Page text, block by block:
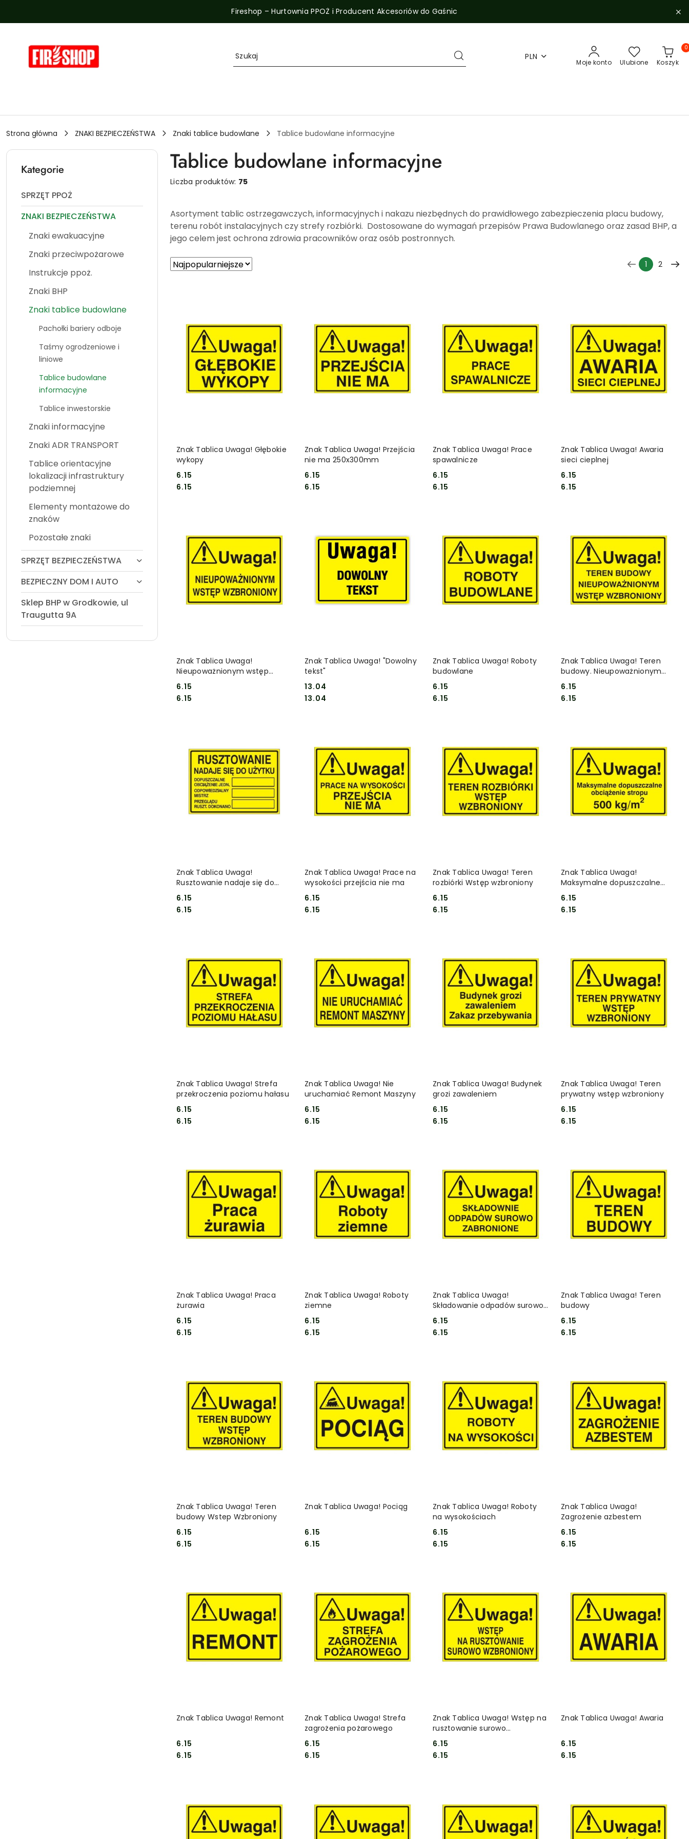
Fireshop – Hurtownia PPOŻ i Producent Akcesoriów do Gaśnic
PLN
Moje konto Ulubione Koszyk
0
Strona główna ZNAKI BEZPIECZEŃSTWA Znaki tablice budowlane Tablice budowlane informacyjne
Kategorie
SPRZĘT PPOŻ
ZNAKI BEZPIECZEŃSTWA
Znaki ewakuacyjne
Znaki przeciwpożarowe
Instrukcje ppoż.
Znaki BHP
Znaki tablice budowlane
Pachołki bariery odboje
Taśmy ogrodzeniowe i
liniowe
Tablice budowlane
informacyjne
Tablice inwestorskie
Znaki informacyjne
Znaki ADR TRANSPORT
Tablice orientacyjne
lokalizacji infrastruktury
podziemnej
Elementy montażowe do
znaków
Pozostałe znaki
SPRZĘT BEZPIECZEŃSTWA
BEZPIECZNY DOM I AUTO
Sklep BHP w Grodkowie, ul
Traugutta 9A
Tablice budowlane informacyjne
Liczba produktów: 75
Asortyment tablic ostrzegawczych, informacyjnych i nakazu niezbędnych do prawidłowego zabezpieczenia placu budowy,
terenu robót instalacyjnych czy strefy rozbiórki. Dostosowane do wymagań przepisów Prawa Budowlanego oraz zasad BHP, a
jego celem jest ochrona zdrowia pracowników oraz osób postronnych.
Zastosowano
sortowanie:
Sortuj
według
1 2
Znak Tablica Uwaga! Głębokie
wykopy
Cena:
6.15
Cena:
6.15
DO KOSZYKA
Znak Tablica Uwaga! Przejścia
nie ma 250x300mm
Cena:
6.15
Cena:
6.15
Znak Tablica Uwaga! Prace
spawalnicze
Cena:
6.15
Cena:
6.15
Znak Tablica Uwaga! Awaria
sieci cieplnej
Cena:
6.15
Cena:
6.15
Znak Tablica Uwaga!
Nieupoważnionym wstęp
wzbroniony
Cena:
6.15
Cena:
6.15
Znak Tablica Uwaga! "Dowolny
tekst"
Cena:
13.04
Cena:
13.04
DO KOSZYKA
Znak Tablica Uwaga! Roboty
budowlane
Cena:
6.15
Cena:
6.15
Znak Tablica Uwaga! Teren
budowy. Nieupoważnionym
wstęp wzbroniony
Cena:
6.15
Cena:
6.15
Znak Tablica Uwaga!
Rusztowanie nadaje się do
użytku
Cena:
6.15
Cena:
6.15
Znak Tablica Uwaga! Prace na
wysokości przejścia nie ma
Cena:
6.15
Cena:
6.15
Znak Tablica Uwaga! Teren
rozbiórki Wstęp wzbroniony
Cena:
6.15
Cena:
6.15
Znak Tablica Uwaga!
Maksymalne dopuszczalne
obciążenie stropu 500kg / M2
Cena:
6.15
Cena:
6.15
Znak Tablica Uwaga! Strefa
przekroczenia poziomu hałasu
Cena:
6.15
Cena:
6.15
Znak Tablica Uwaga! Nie
uruchamiać Remont Maszyny
Cena:
6.15
Cena:
6.15
DO KOSZYKA
Znak Tablica Uwaga! Budynek
grozi zawaleniem
Cena:
6.15
Cena:
6.15
Znak Tablica Uwaga! Teren
prywatny wstęp wzbroniony
Cena:
6.15
Cena:
6.15
Znak Tablica Uwaga! Praca
żurawia
Cena:
6.15
Cena:
6.15
Znak Tablica Uwaga! Roboty
ziemne
Cena:
6.15
Cena:
6.15
Znak Tablica Uwaga!
Składowanie odpadów surowo
zabronione
Cena:
6.15
Cena:
6.15
Znak Tablica Uwaga! Teren
budowy
Cena:
6.15
Cena:
6.15
Znak Tablica Uwaga! Teren
budowy Wstep Wzbroniony
Cena:
6.15
Cena:
6.15
Znak Tablica Uwaga! Pociąg
Cena:
6.15
Cena:
6.15
Znak Tablica Uwaga! Roboty
na wysokościach
Cena:
6.15
Cena:
6.15
Znak Tablica Uwaga!
Zagrożenie azbestem
Cena:
6.15
Cena:
6.15
Znak Tablica Uwaga! Remont
Cena:
6.15
Cena:
6.15
Znak Tablica Uwaga! Strefa
zagrożenia pożarowego
Cena:
6.15
Cena:
6.15
Znak Tablica Uwaga! Wstęp na
rusztowanie surowo
wzbroniony
Cena:
6.15
Cena:
6.15
Znak Tablica Uwaga! Awaria
Cena:
6.15
Cena:
6.15